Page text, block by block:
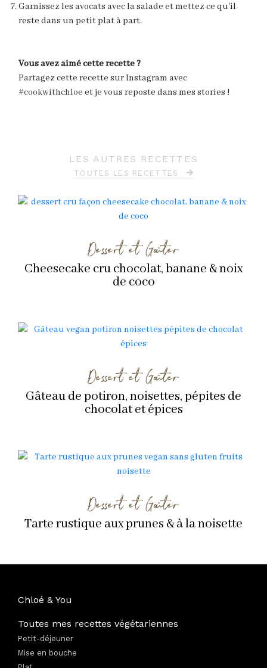
Garnissez les avocats avec la salade et mettez ce qu'il
reste dans un petit plat à part.
Vous avez aimé cette recette ?
Partagez cette recette sur Instagram avec
#cookwithchloe et je vous reposte dans mes stories !
LES AUTRES RECETTES
TOUTES LES RECETTES
Dessert et Goûter
Cheesecake cru chocolat, banane & noix
de coco
Dessert et Goûter
Gâteau de potiron, noisettes, pépites de
chocolat et épices
Dessert et Goûter
Tarte rustique aux prunes & à la noisette
Chloé & You
Toutes mes recettes végétariennes
Petit-déjeuner
Mise en bouche